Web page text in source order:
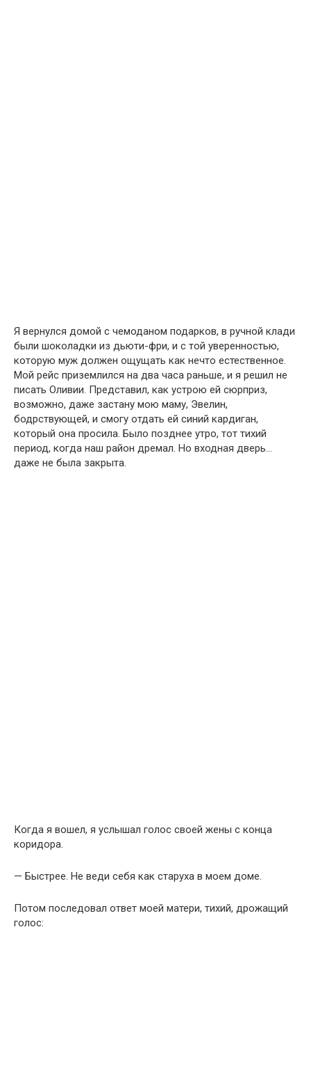
Я вернулся домой с чемоданом подарков, в ручной клади
были шоколадки из дьюти-фри, и с той уверенностью,
которую муж должен ощущать как нечто естественное.
Мой рейс приземлился на два часа раньше, и я решил не
писать Оливии. Представил, как устрою ей сюрприз,
возможно, даже застану мою маму, Эвелин,
бодрствующей, и смогу отдать ей синий кардиган,
который она просила. Было позднее утро, тот тихий
период, когда наш район дремал. Но входная дверь…
даже не была закрыта.
Когда я вошел, я услышал голос своей жены с конца
коридора.
— Быстрее. Не веди себя как старуха в моем доме.
Потом последовал ответ моей матери, тихий, дрожащий
голос: